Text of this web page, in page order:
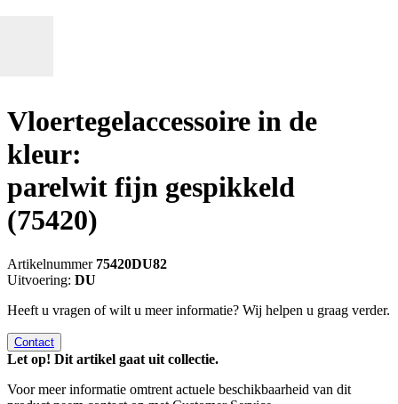
Vloertegelaccessoire in de
kleur:
parelwit fijn gespikkeld
(75420)
Artikelnummer 75420DU82
Uitvoering: DU
Heeft u vragen of wilt u meer informatie? Wij helpen u graag verder.
Contact
Let op! Dit artikel gaat uit collectie.
Voor meer informatie omtrent actuele beschikbaarheid van dit